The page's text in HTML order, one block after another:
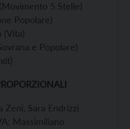
5 Stelle)
Popolare)
(Vita)
e Popolare)
Zeni, Sara Endrizzi
Massimiliano